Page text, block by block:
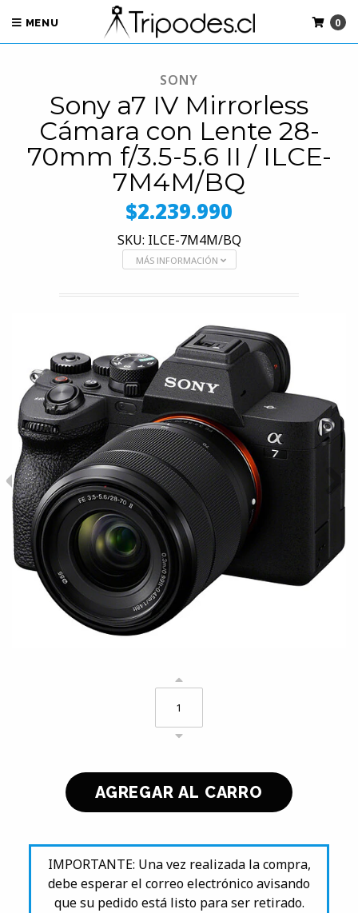
MENU 0
SONY
Sony a7 IV Mirrorless
Cámara con Lente 28-
70mm f/3.5-5.6 II / ILCE-
7M4M/BQ
$2.239.990
SKU: ILCE-7M4M/BQ
MÁS INFORMACIÓN
IMPORTANTE: Una vez realizada la compra,
debe esperar el correo electrónico avisando
que su pedido está listo para ser retirado.